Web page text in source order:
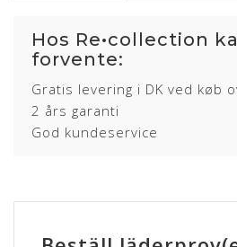
Hos Re•collection
forvente:
Gratis levering i DK ved køb
2 års garanti
God kundeservice